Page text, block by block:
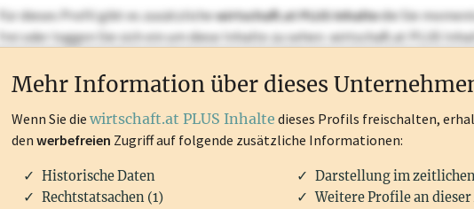
Für dieses Profil gibt es zusätzlichewirtschaft.at PLUS Inhaltedie Sie
frei oder loggen Sie sich ein um diese Inhalte zu sehen. wirtschaft.at PLUS
Mehr Information über dieses
Wenn Sie die wirtschaft.at PLUS Inhalte dieses Profils freischalten,
den werbefreien Zugriff auf folgende zusätzliche Informationen:
Historische Daten
Darstellung im
Rechtstatsachen (1)
Weitere Profile an dieser